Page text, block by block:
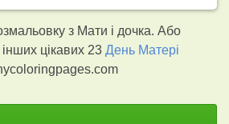
з Мати і дочка. Або
цікавих 23День Матері